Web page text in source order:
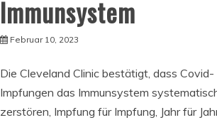
Immunsystem
Februar 10, 2023
Die Cleveland Clinic bestätigt, dass Covid-
Impfungen das Immunsystem
zerstören, Impfung für Impfung, Jahr für